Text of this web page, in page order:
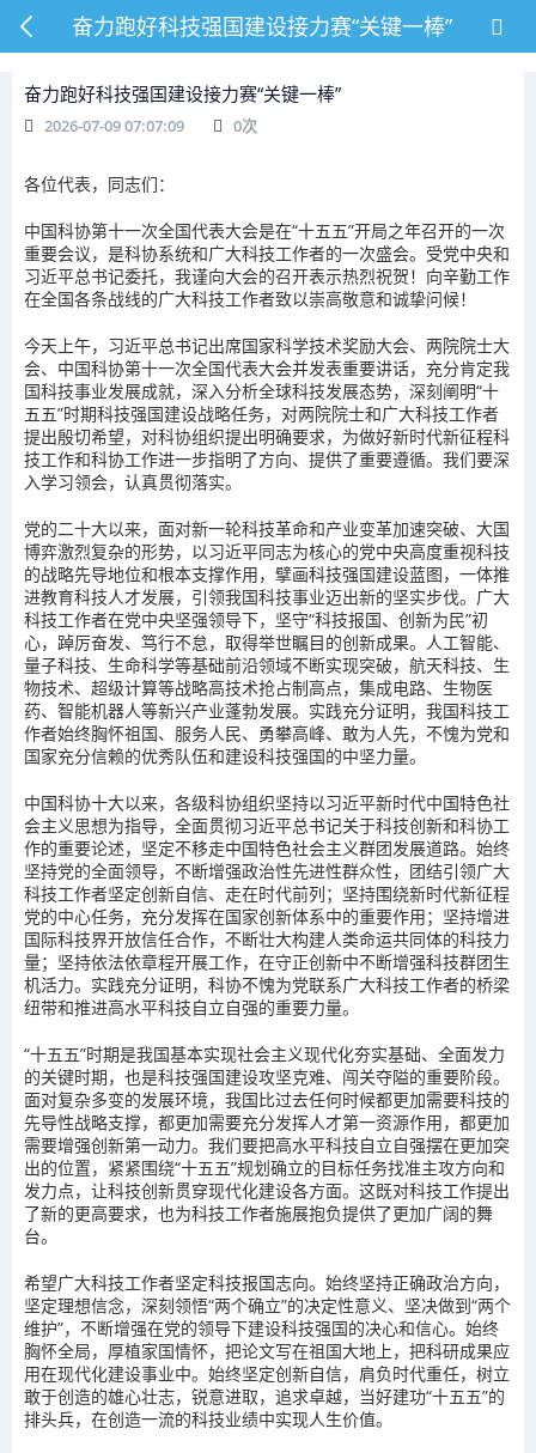
奋力跑好科技强国建设接力赛“关键一棒”
奋力跑好科技强国建设接力赛“关键一棒”
2026-07-09 07:07:09 0次
各位代表，同志们：
中国科协第十一次全国代表大会是在“十五五”开局之年召开的一次
重要会议，是科协系统和广大科技工作者的一次盛会。受党中央和
习近平总书记委托，我谨向大会的召开表示热烈祝贺！向辛勤工作
在全国各条战线的广大科技工作者致以崇高敬意和诚挚问候！
今天上午，习近平总书记出席国家科学技术奖励大会、两院院士大
会、中国科协第十一次全国代表大会并发表重要讲话，充分肯定我
国科技事业发展成就，深入分析全球科技发展态势，深刻阐明“十
五五”时期科技强国建设战略任务，对两院院士和广大科技工作者
提出殷切希望，对科协组织提出明确要求，为做好新时代新征程科
技工作和科协工作进一步指明了方向、提供了重要遵循。我们要深
入学习领会，认真贯彻落实。
党的二十大以来，面对新一轮科技革命和产业变革加速突破、大国
博弈激烈复杂的形势，以习近平同志为核心的党中央高度重视科技
的战略先导地位和根本支撑作用，擘画科技强国建设蓝图，一体推
进教育科技人才发展，引领我国科技事业迈出新的坚实步伐。广大
科技工作者在党中央坚强领导下，坚守“科技报国、创新为民”初
心，踔厉奋发、笃行不怠，取得举世瞩目的创新成果。人工智能、
量子科技、生命科学等基础前沿领域不断实现突破，航天科技、生
物技术、超级计算等战略高技术抢占制高点，集成电路、生物医
药、智能机器人等新兴产业蓬勃发展。实践充分证明，我国科技工
作者始终胸怀祖国、服务人民、勇攀高峰、敢为人先，不愧为党和
国家充分信赖的优秀队伍和建设科技强国的中坚力量。
中国科协十大以来，各级科协组织坚持以习近平新时代中国特色社
会主义思想为指导，全面贯彻习近平总书记关于科技创新和科协工
作的重要论述，坚定不移走中国特色社会主义群团发展道路。始终
坚持党的全面领导，不断增强政治性先进性群众性，团结引领广大
科技工作者坚定创新自信、走在时代前列；坚持围绕新时代新征程
党的中心任务，充分发挥在国家创新体系中的重要作用；坚持增进
国际科技界开放信任合作，不断壮大构建人类命运共同体的科技力
量；坚持依法依章程开展工作，在守正创新中不断增强科技群团生
机活力。实践充分证明，科协不愧为党联系广大科技工作者的桥梁
纽带和推进高水平科技自立自强的重要力量。
“十五五”时期是我国基本实现社会主义现代化夯实基础、全面发力
的关键时期，也是科技强国建设攻坚克难、闯关夺隘的重要阶段。
面对复杂多变的发展环境，我国比过去任何时候都更加需要科技的
先导性战略支撑，都更加需要充分发挥人才第一资源作用，都更加
需要增强创新第一动力。我们要把高水平科技自立自强摆在更加突
出的位置，紧紧围绕“十五五”规划确立的目标任务找准主攻方向和
发力点，让科技创新贯穿现代化建设各方面。这既对科技工作提出
了新的更高要求，也为科技工作者施展抱负提供了更加广阔的舞
台。
希望广大科技工作者坚定科技报国志向。始终坚持正确政治方向，
坚定理想信念，深刻领悟“两个确立”的决定性意义、坚决做到“两个
维护”，不断增强在党的领导下建设科技强国的决心和信心。始终
胸怀全局，厚植家国情怀，把论文写在祖国大地上，把科研成果应
用在现代化建设事业中。始终坚定创新自信，肩负时代重任，树立
敢于创造的雄心壮志，锐意进取，追求卓越，当好建功“十五五”的
排头兵，在创造一流的科技业绩中实现人生价值。